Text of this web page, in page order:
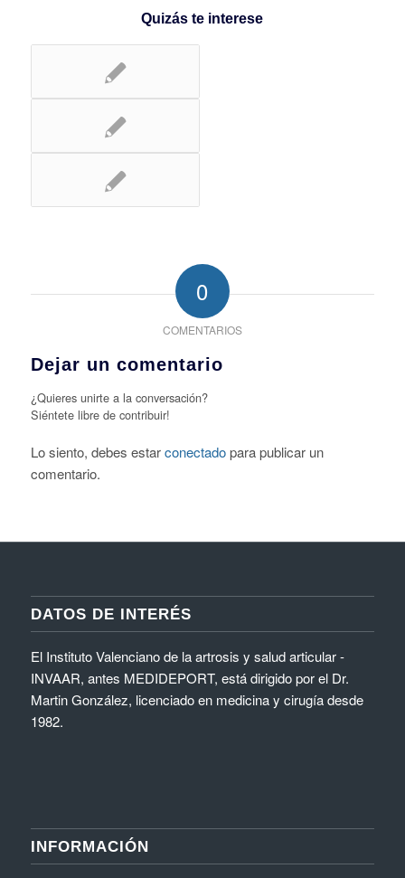
Quizás te interese
0
COMENTARIOS
Dejar un comentario
¿Quieres unirte a la conversación?
Siéntete libre de contribuir!
Lo siento, debes estarconectadopara publicar un
comentario.
DATOS DE INTERÉS
El Instituto Valenciano de la artrosis y salud articular -
INVAAR, antes MEDIDEPORT, está dirigido por el Dr.
Martin González, licenciado en medicina y cirugía desde
1982.
INFORMACIÓN